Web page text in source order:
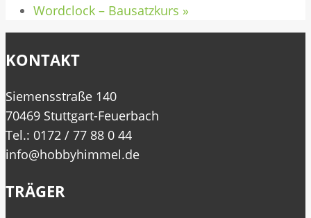
Wordclock – Bausatzkurs »
KONTAKT
Siemensstraße 140
70469 Stuttgart-Feuerbach
Tel.: 0172 / 77 88 0 44
info@hobbyhimmel.de
TRÄGER